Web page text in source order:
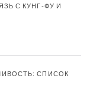
С КУНГ-ФУ И
СПИСОК